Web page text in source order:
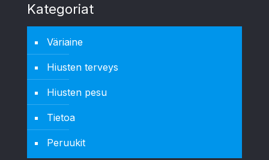
Kategoriat
Väriaine
Hiusten terveys
Hiusten pesu
Tietoa
Peruukit